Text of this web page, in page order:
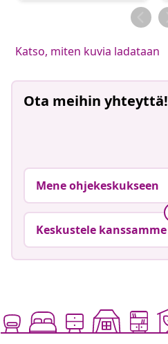
Katso, miten kuvia ladataan
Ota meihin yhteyttä!
Mene ohjekeskukseen
Keskustele kanssamme